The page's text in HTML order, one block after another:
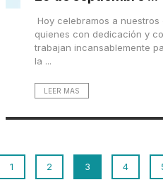
Hoy celebramos a nuestros
quienes con dedicación y
trabajan incansablemente
la ...
LEER MAS
1 2 3 4